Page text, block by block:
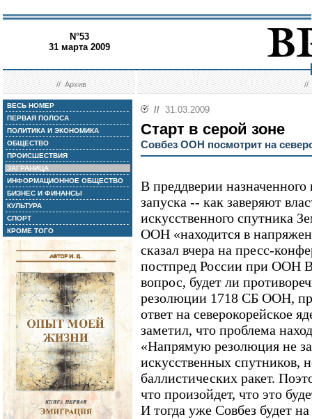
N°53
31 марта 2009
//Архив //
ВЕСЬ НОМЕР
ПЕРВАЯ ПОЛОСА
ПОЛИТИКА И ЭКОНОМИКА
ОБЩЕСТВО
ПРОИСШЕСТВИЯ
ЗАГРАНИЦА
ИНФОРМАЦИОННОЕ ОБЩЕСТВО
БИЗНЕС И ФИНАНСЫ
КУЛЬТУРА
СПОРТ
КРОМЕ ТОГО
// 31.03.2009
Старт в серой зоне
Совбез ООН посмотрит на
В преддверии
запуска -- как заверяют
искусственного спутника
ООН «находится в
сказал вчера на пресс-
постпред России при ООН
вопрос, будет ли
резолюции 1718 СБ ООН,
ответ на северокорейское
заметил, что проблема
«Напрямую резолюция не
искусственных спутников,
баллистических ракет.
что произойдет, что это
И тогда уже Совбез будет